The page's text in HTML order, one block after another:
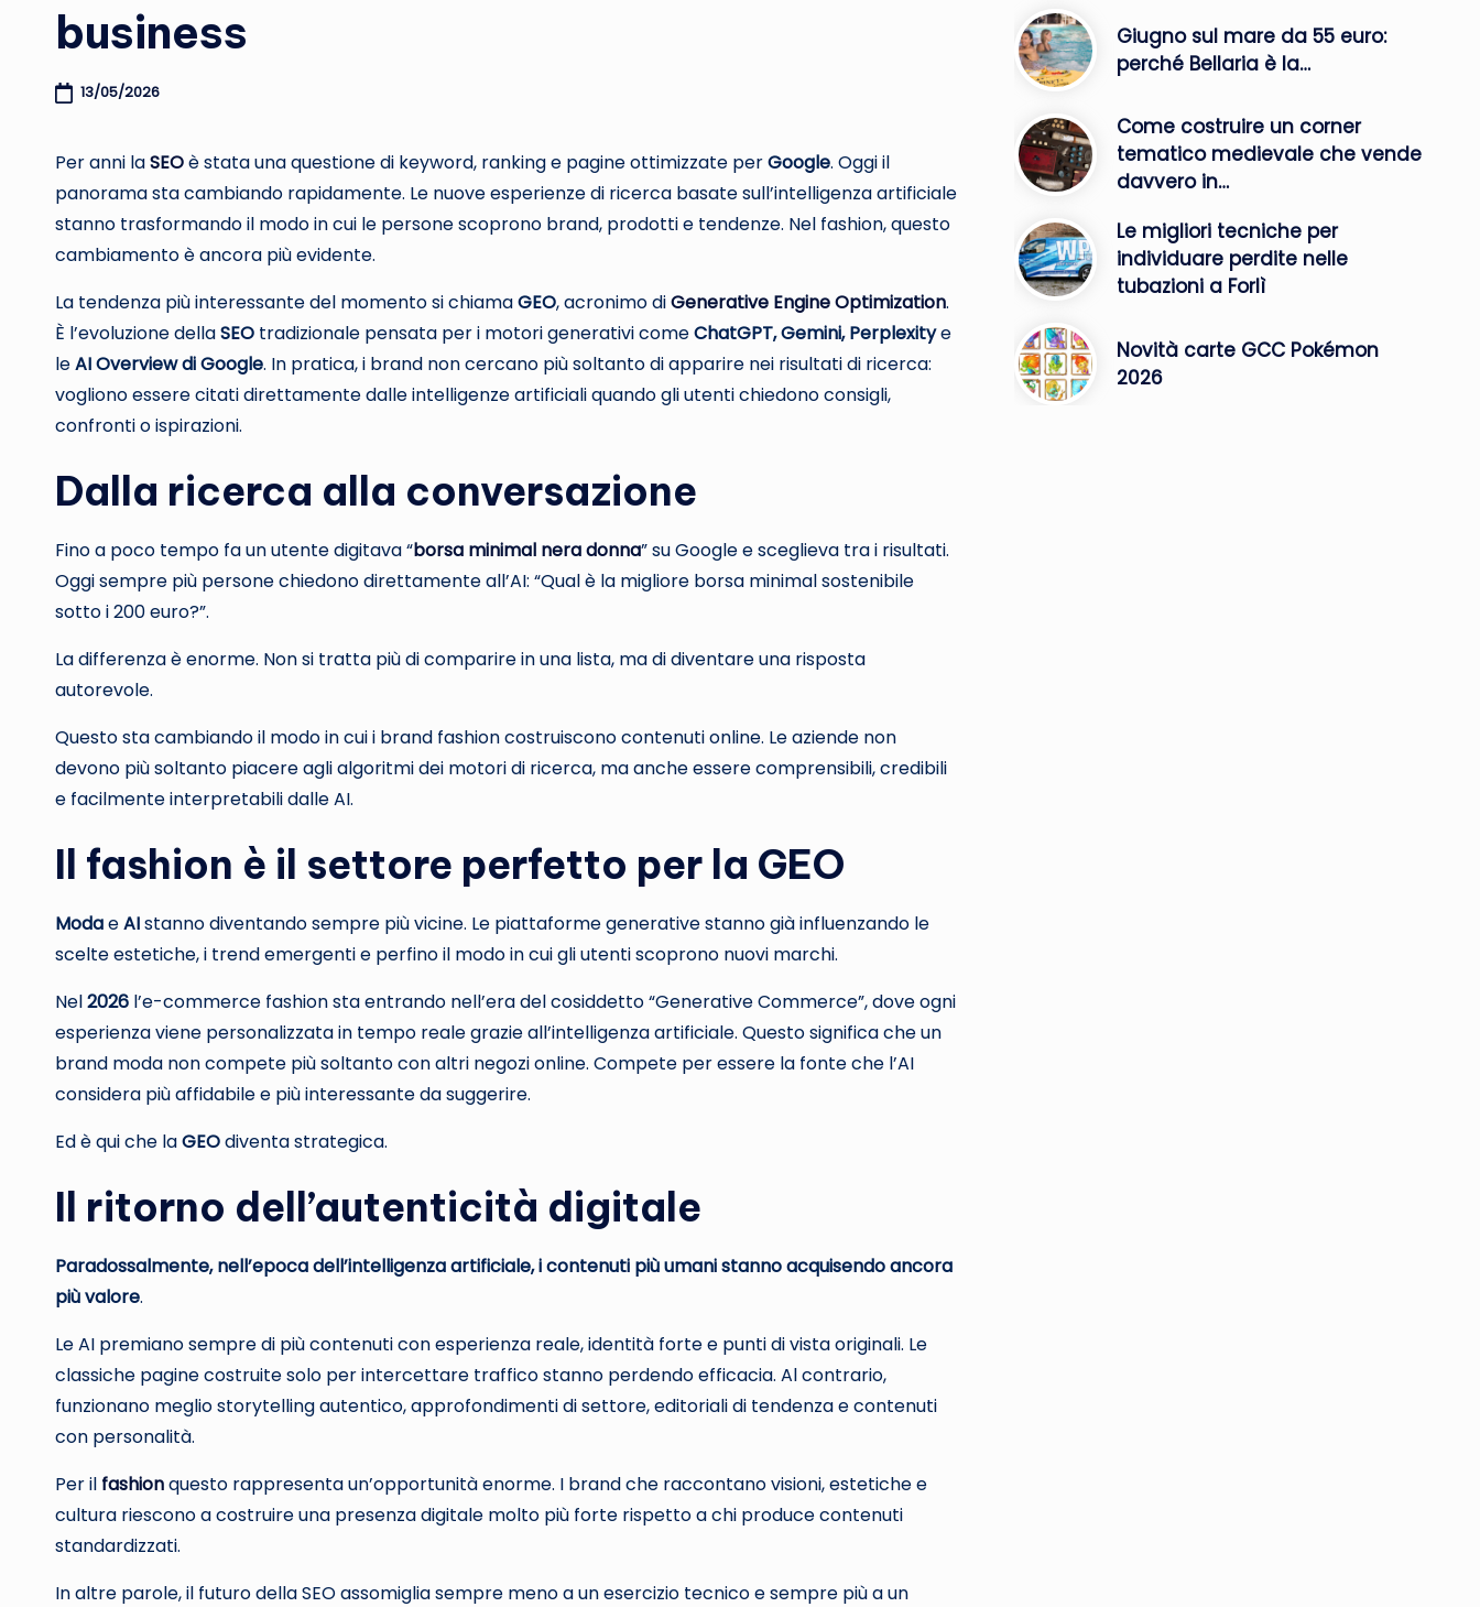
business
13/05/2026
Per anni laSEOè stata una questione di keyword, ranking e pagine ottimizzate perGoogle. Oggi il
panorama sta cambiando rapidamente. Le nuove esperienze di ricerca basate sull’intelligenza artificiale
stanno trasformando il modo in cui le persone scoprono brand, prodotti e tendenze. Nel fashion, questo
cambiamento è ancora più evidente.
La tendenza più interessante del momento si chiamaGEO, acronimo diGenerative Engine Optimization.
È l’evoluzione dellaSEO tradizionale pensata per i motori generativi comeChatGPT, Gemini, Perplexitye
leAI Overview di Google. In pratica, i brand non cercano più soltanto di apparire nei risultati di ricerca:
vogliono essere citati direttamente dalle intelligenze artificiali quando gli utenti chiedono consigli,
confronti o ispirazioni.
Dalla ricerca alla conversazione
Fino a poco tempo fa un utente digitava “borsa minimal nera donna” su Google e sceglieva tra i risultati.
Oggi sempre più persone chiedono direttamente all’AI: “Qual è la migliore borsa minimal sostenibile
sotto i 200 euro?”.
La differenza è enorme. Non si tratta più di comparire in una lista, ma di diventare una risposta
autorevole.
Questo sta cambiando il modo in cui i brand fashion costruiscono contenuti online. Le aziende non
devono più soltanto piacere agli algoritmi dei motori di ricerca, ma anche essere comprensibili, credibili
e facilmente interpretabili dalle AI.
Il fashion è il settore perfetto per la GEO
ModaeAIstanno diventando sempre più vicine. Le piattaforme generative stanno già influenzando le
scelte estetiche, i trend emergenti e perfino il modo in cui gli utenti scoprono nuovi marchi.
Nel2026 l’e-commerce fashion sta entrando nell’era del cosiddetto “Generative Commerce”, dove ogni
esperienza viene personalizzata in tempo reale grazie all’intelligenza artificiale. Questo significa che un
brand moda non compete più soltanto con altri negozi online. Compete per essere la fonte che l’AI
considera più affidabile e più interessante da suggerire.
Ed è qui che laGEOdiventa strategica.
Il ritorno dell’autenticità digitale
Paradossalmente, nell’epoca dell’intelligenza artificiale, i contenuti più umani stanno acquisendo ancora
più valore.
Le AI premiano sempre di più contenuti con esperienza reale, identità forte e punti di vista originali. Le
classiche pagine costruite solo per intercettare traffico stanno perdendo efficacia. Al contrario,
funzionano meglio storytelling autentico, approfondimenti di settore, editoriali di tendenza e contenuti
con personalità.
Per il fashionquesto rappresenta un’opportunità enorme. I brand che raccontano visioni, estetiche e
cultura riescono a costruire una presenza digitale molto più forte rispetto a chi produce contenuti
standardizzati.
In altre parole, il futuro della SEO assomiglia sempre meno a un esercizio tecnico e sempre più a un
Giugno sul mare da 55 euro:
perché Bellaria è la…
Come costruire un corner
tematico medievale che vende
davvero in…
Le migliori tecniche per
individuare perdite nelle
tubazioni a Forlì
Novità carte GCC Pokémon
2026